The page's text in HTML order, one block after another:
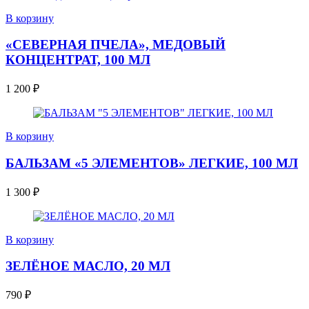
В корзину
«СЕВЕРНАЯ ПЧЕЛА», МЕДОВЫЙ
КОНЦЕНТРАТ, 100 МЛ
1 200 ₽
В корзину
БАЛЬЗАМ «5 ЭЛЕМЕНТОВ» ЛЕГКИЕ, 100 МЛ
1 300 ₽
В корзину
ЗЕЛЁНОЕ МАСЛО, 20 МЛ
790 ₽